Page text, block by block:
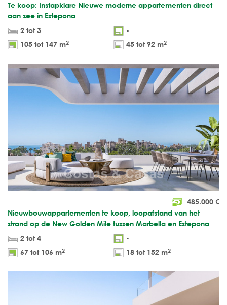
Te koop: Instapklare Nieuwe moderne appartementen direct
aan zee in Estepona
2 tot 3
-
105 tot 147 m2 45 tot 92 m2
485.000 €
Nieuwbouwappartementen te koop, loopafstand van het
strand op de New Golden Mile tussen Marbella en Estepona
2 tot 4
-
67 tot 106 m2 18 tot 152 m2